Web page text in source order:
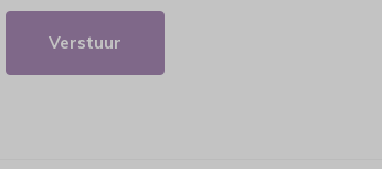
Verstuur